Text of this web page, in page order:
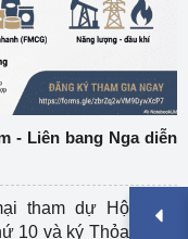
- Liên bang Nga diễn
tham dự Hội nghị
10 và ký Thỏa thuận